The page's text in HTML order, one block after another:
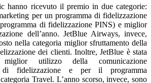
hanno ricevuto il premio in due categorie:
per un programma di fidelizzazione
di fidelizzazione PINS) e miglior
dell’anno. JetBlue Airways, invece,
nella categoria miglior sfruttamento della
dei clienti. Inoltre, JetBlue è stata
utilizzo della comunicazione
fidelizzazione e per il programma
Travel. L’anno scorso, invece, sono